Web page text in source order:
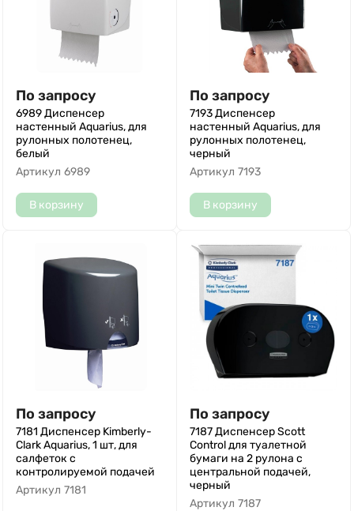
По запросу
6989 Диспенсер
настенный Aquarius, для
рулонных полотенец,
белый
Артикул 6989
В корзину
По запросу
7193 Диспенсер
настенный Aquarius, для
рулонных полотенец,
черный
Артикул 7193
В корзину
По запросу
7181 Диспенсер Kimberly-
Clark Aquarius, 1 шт, для
салфеток с
контролируемой подачей
Артикул 7181
По запросу
7187 Диспенсер Scott
Control для туалетной
бумаги на 2 рулона с
центральной подачей,
черный
Артикул 7187